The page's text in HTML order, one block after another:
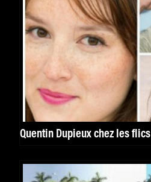
Quentin Dupieux chez les flics